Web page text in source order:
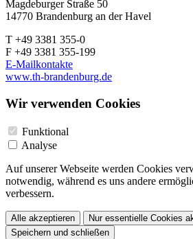
Magdeburger Straße 50
14770 Brandenburg an der Havel
T +49 3381 355-0
F +49 3381 355-199
E-Mailkontakte
www.th-brandenburg.de
Wir verwenden Cookies
Funktional
Analyse
Auf unserer Webseite werden Cookies
notwendig, während es uns andere
verbessern.
Alle akzeptieren
Nur essentielle Cookies
Speichern und schließen